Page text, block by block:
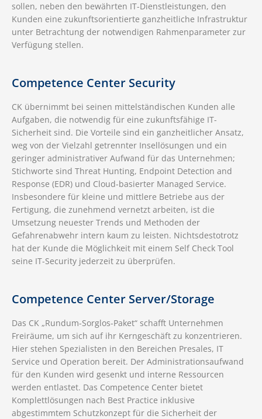
sollen, neben den bewährten IT-Dienstleistungen, den
Kunden eine zukunftsorientierte ganzheitliche Infrastruktur
unter Betrachtung der notwendigen Rahmenparameter zur
Verfügung stellen.
Competence Center Security
CK übernimmt bei seinen mittelständischen Kunden alle
Aufgaben, die notwendig für eine zukunftsfähige IT-
Sicherheit sind. Die Vorteile sind ein ganzheitlicher Ansatz,
weg von der Vielzahl getrennter Insellösungen und ein
geringer administrativer Aufwand für das Unternehmen;
Stichworte sind Threat Hunting, Endpoint Detection and
Response (EDR) und Cloud-basierter Managed Service.
Insbesondere für kleine und mittlere Betriebe aus der
Fertigung, die zunehmend vernetzt arbeiten, ist die
Umsetzung neuester Trends und Methoden der
Gefahrenabwehr intern kaum zu leisten. Nichtsdestotrotz
hat der Kunde die Möglichkeit mit einem Self Check Tool
seine IT-Security jederzeit zu überprüfen.
Competence Center Server/Storage
Das CK „Rundum-Sorglos-Paket“ schafft Unternehmen
Freiräume, um sich auf ihr Kerngeschäft zu konzentrieren.
Hier stehen Spezialisten in den Bereichen Presales, IT
Service und Operation bereit. Der Administrationsaufwand
für den Kunden wird gesenkt und interne Ressourcen
werden entlastet. Das Competence Center bietet
Komplettlösungen nach Best Practice inklusive
abgestimmtem Schutzkonzept für die Sicherheit der